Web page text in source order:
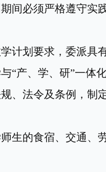
期间必须严格遵守实
计划要求，委派具
“产、学、研”一体
、 法令及条例，制
师生的食宿、交通、